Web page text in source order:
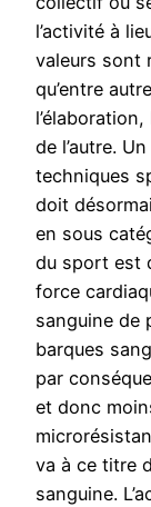
l’activité à
valeurs sont
qu’entre
de l’autre.
techniques
doit
en sous
du sport est
force
sanguine de
barques
par
et donc
va à ce titre
sanguine.